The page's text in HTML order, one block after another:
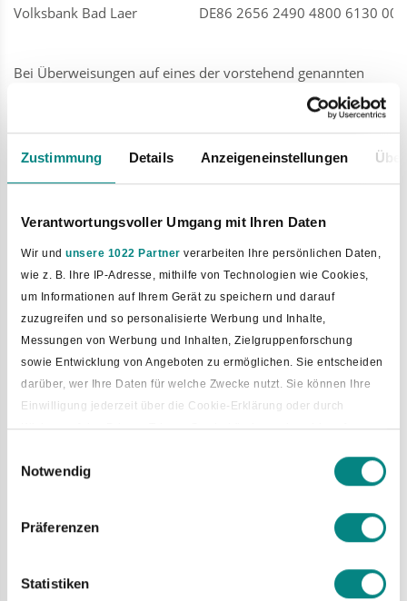
Zustimmung Details Anzeigeneinstellungen
Verantwortungsvoller Umgang mit Ihren Daten
Wir und unsere 1022 Partner verarbeiten Ihre persönlichen Daten,
wie z. B. Ihre IP-Adresse, mithilfe von Technologien wie Cookies,
um Informationen auf Ihrem Gerät zu speichern und darauf
zuzugreifen und so personalisierte Werbung und Inhalte,
Messungen von Werbung und Inhalten, Zielgruppenforschung
sowie Entwicklung von Angeboten zu ermöglichen. Sie entscheiden
darüber, wer Ihre Daten für welche Zwecke nutzt. Sie können Ihre
Einwilligung jederzeit über die Cookie-Erklärung oder durch
Klicken auf das Privacy Trigger Symbol ändern oder widerrufen
Wenn Sie es erlauben, würden wir auch gerne:
Erfahren Sie mehr darüber, wie Ihre persönlichen Daten verarbeitet
Notwendig
Präferenzen
Statistiken
Volksbank Bad Laer
DE86 2656 2490 4800 6130 00
Bei Überweisungen auf eines der vorstehend genannten
Konten der Gemeindekasse Bad Laer geben Sie als
Verwendungszweck bitte immer das Kassen- oder
Aktenzeichen an, um Fehlbuchungen zu vermeiden.
SEPA-Lastschriftmandat
Man kann Geld auch per Lastschrift zahlen.
Das geht für regelmäßige Zahlungen.
Zum Beispiel für Steuern oder Gebühren.
Dafür muss man ein Formular ausfüllen.
Die Gemeindekasse schickt das Formular.
Man muss es unterschreiben und zurückschicken.
Mahn- und Vollstreckungswesen
Das passiert, wenn jemand nicht zahlt.